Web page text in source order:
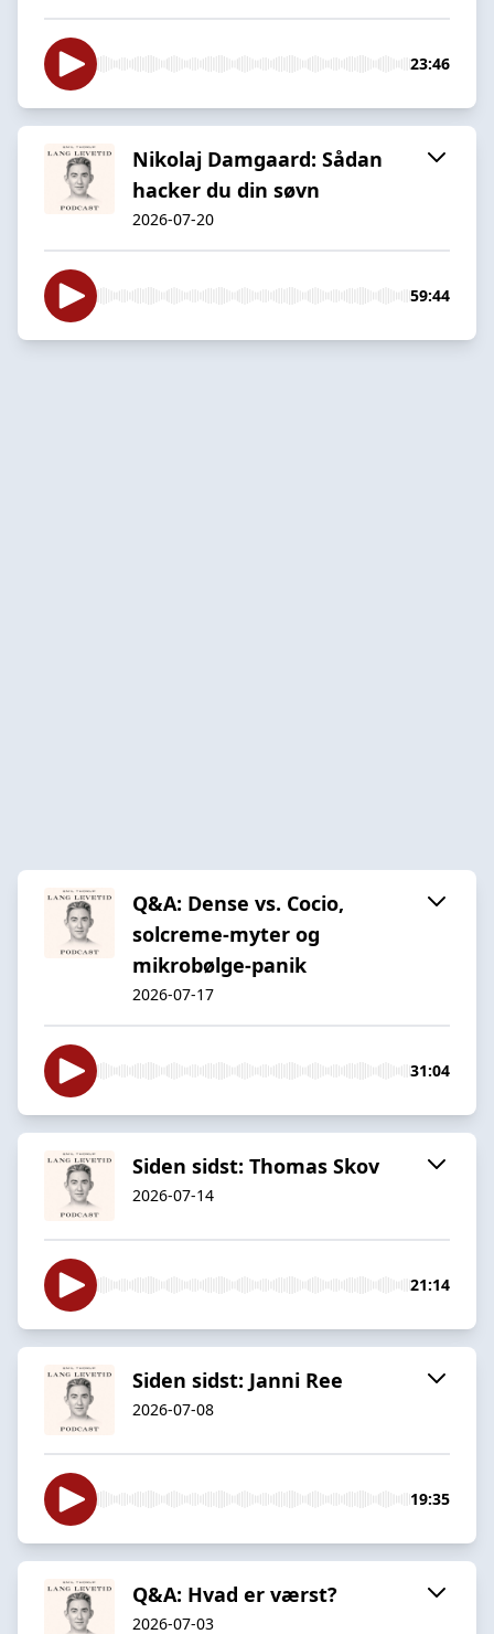
23:46
Nikolaj Damgaard: Sådan
hacker du din søvn
2026-07-20
59:44
Q&A: Dense vs. Cocio,
solcreme-myter og
mikrobølge-panik
2026-07-17
31:04
Siden sidst: Thomas Skov
2026-07-14
21:14
Siden sidst: Janni Ree
2026-07-08
19:35
Q&A: Hvad er værst?
2026-07-03